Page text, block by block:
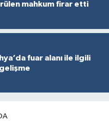
mahkum firar etti
fuar alanı ile ilgili